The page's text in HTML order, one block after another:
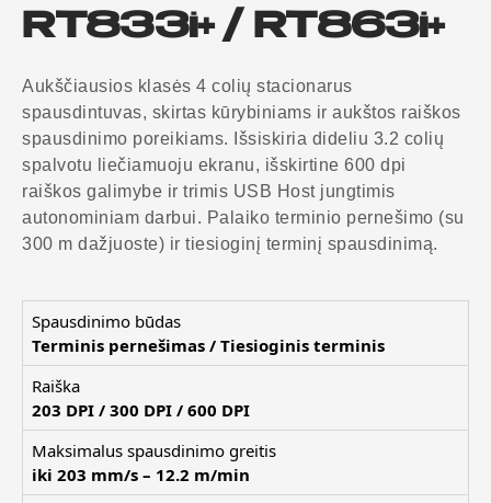
RT833i+ / RT863i+
Aukščiausios klasės 4 colių stacionarus
spausdintuvas, skirtas kūrybiniams ir aukštos raiškos
spausdinimo poreikiams. Išsiskiria dideliu 3.2 colių
spalvotu liečiamuoju ekranu, išskirtine 600 dpi
raiškos galimybe ir trimis USB Host jungtimis
autonominiam darbui. Palaiko terminio pernešimo (su
300 m dažjuoste) ir tiesioginį terminį spausdinimą.
Spausdinimo būdas
Terminis pernešimas / Tiesioginis terminis
Raiška
203 DPI / 300 DPI / 600 DPI
Maksimalus spausdinimo greitis
iki 203 mm/s – 12.2 m/min